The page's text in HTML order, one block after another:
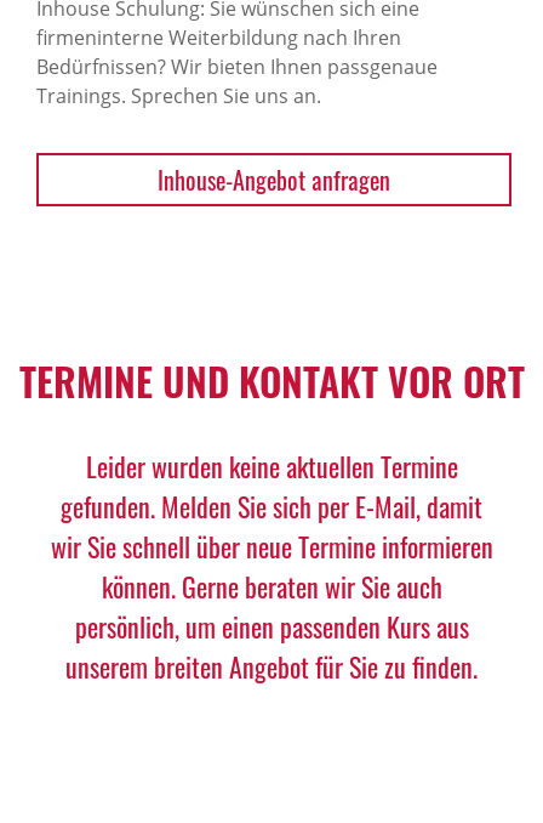
Inhouse Schulung: Sie wünschen sich eine
firmeninterne Weiterbildung nach Ihren
Bedürfnissen? Wir bieten Ihnen passgenaue
Trainings. Sprechen Sie uns an.
Inhouse-Angebot anfragen
TERMINE UND KONTAKT VOR ORT
Leider wurden keine aktuellen Termine
gefunden. Melden Sie sich per E-Mail, damit
wir Sie schnell über neue Termine informieren
können. Gerne beraten wir Sie auch
persönlich, um einen passenden Kurs aus
unserem breiten Angebot für Sie zu finden.